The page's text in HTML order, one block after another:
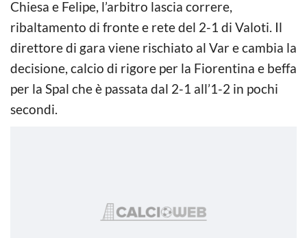
Chiesa e Felipe, l’arbitro lascia correre,
ribaltamento di fronte e rete del 2-1 di Valoti. Il
direttore di gara viene rischiato al Var e cambia la
decisione, calcio di rigore per la Fiorentina e beffa
per la Spal che è passata dal 2-1 all’1-2 in pochi
secondi.